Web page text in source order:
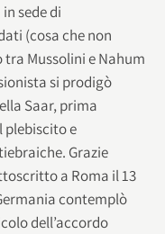
sede di
(cosa che non
Mussolini e Nahum
si prodigò
Saar, prima
plebiscito e
Grazie
a Roma il 13
contemplò
dell’accordo